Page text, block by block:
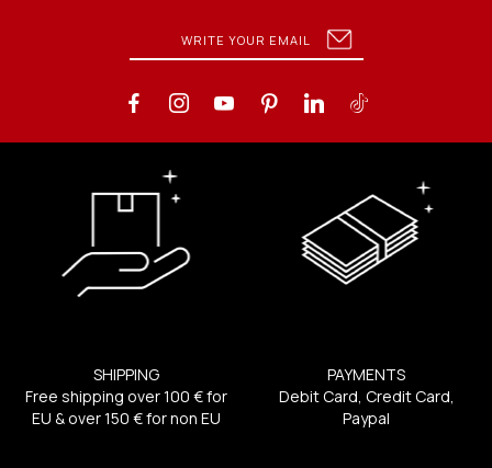
SHIPPING
Free shipping over 100 € for
EU & over 150 € for non EU
PAYMENTS
Debit Card, Credit Card,
Paypal